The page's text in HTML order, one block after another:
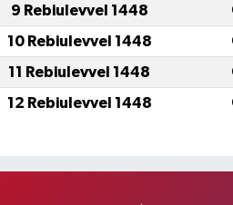
9 Rebiulevvel 1448
10 Rebiulevvel 1448
11 Rebiulevvel 1448
12 Rebiulevvel 1448